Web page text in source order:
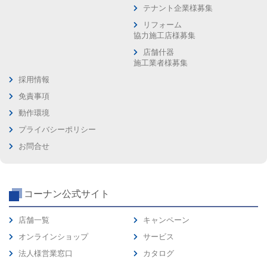
テナント企業様募集
リフォーム
協力施工店様募集
店舗什器
施工業者様募集
採用情報
免責事項
動作環境
プライバシーポリシー
お問合せ
コーナン公式サイト
店舗一覧
オンラインショップ
法人様営業窓口
キャンペーン
サービス
カタログ